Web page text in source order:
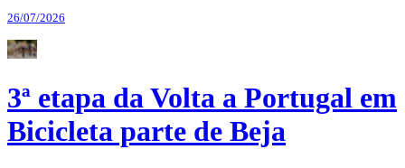
26/07/2026
3ª etapa da Volta a Portugal em
Bicicleta parte de Beja